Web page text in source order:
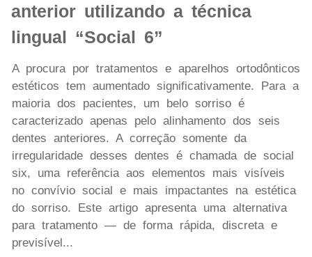
anterior utilizando a técnica
lingual “Social 6”
A procura por tratamentos e aparelhos ortodônticos
estéticos tem aumentado significativamente. Para a
maioria dos pacientes, um belo sorriso é
caracterizado apenas pelo alinhamento dos seis
dentes anteriores. A correção somente da
irregularidade desses dentes é chamada de social
six, uma referência aos elementos mais visíveis
no convívio social e mais impactantes na estética
do sorriso. Este artigo apresenta uma alternativa
para tratamento — de forma rápida, discreta e
previsível...